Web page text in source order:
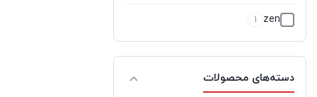
zen
1
آتشگر 5
دسته‌های محصولات